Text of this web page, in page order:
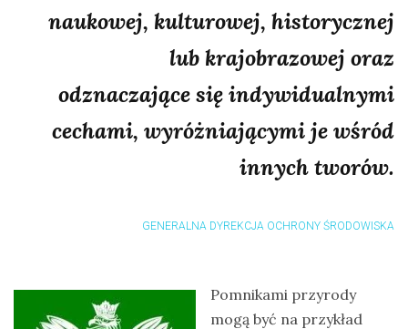
naukowej, kulturowej, historycznej
lub krajobrazowej oraz
odznaczające się indywidualnymi
cechami, wyróżniającymi je wśród
innych tworów.
GENERALNA DYREKCJA OCHRONY ŚRODOWISKA
Pomnikami przyrody
mogą być na przykład